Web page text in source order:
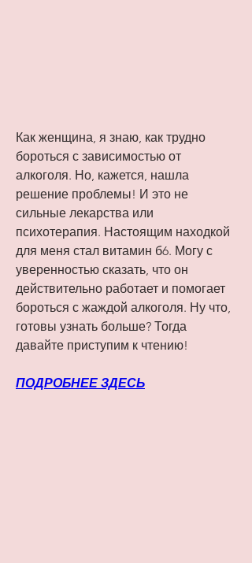
Как женщина, я знаю, как трудно
бороться с зависимостью от
алкоголя. Но, кажется, нашла
решение проблемы! И это не
сильные лекарства или
психотерапия. Настоящим находкой
для меня стал витамин б6. Могу с
уверенностью сказать, что он
действительно работает и помогает
бороться с жаждой алкоголя. Ну что,
готовы узнать больше? Тогда
давайте приступим к чтению!
ПОДРОБНЕЕ ЗДЕСЬ